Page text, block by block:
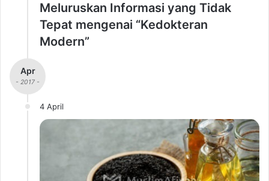
Meluruskan Informasi yang Tidak
Tepat mengenai “Kedokteran
Modern”
Apr
- 2017 -
4 April